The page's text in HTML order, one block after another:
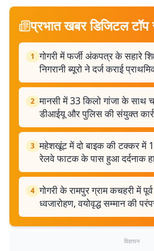
प्रभात खबर डिजिटल टॉप
1 गोगरी में फर्जी अंकपत्र के सहारे
निगरानी ब्यूरो ने दर्ज कराई
2 मानसी में 33 किलो गांजा के साथ
डीआईयू और पुलिस की संयुक्त
3 महेशखूंट में दो बाइक की टक्कर में
रेलवे फाटक के पास हुआ दर्दनाक
4 गोगरी के रामपुर ग्राम कचहरी में
ध्वजारोहण, वयोवृद्ध सम्मान की
विज्ञापन